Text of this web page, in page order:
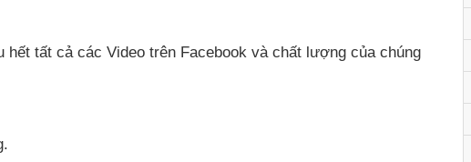
hết tất cả các Video trên Facebook và chất lượng của chúng